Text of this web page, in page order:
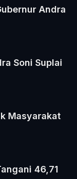
Andra
Soni Suplai
Masyarakat
46,71